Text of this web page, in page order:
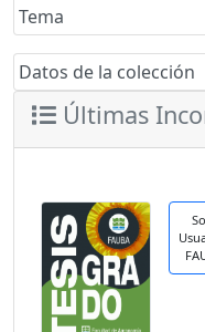
Tema
Datos de la colección
Últimas